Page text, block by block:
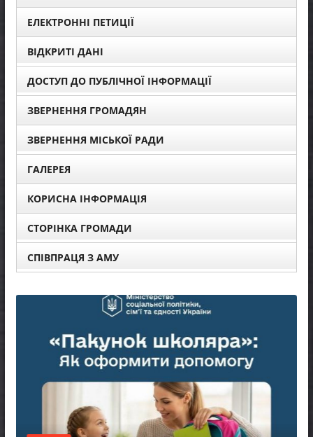
ЕЛЕКТРОННІ ПЕТИЦІЇ
ВІДКРИТІ ДАНІ
ДОСТУП ДО ПУБЛІЧНОЇ ІНФОРМАЦІЇ
ЗВЕРНЕННЯ ГРОМАДЯН
ЗВЕРНЕННЯ МІСЬКОЇ РАДИ
ГАЛЕРЕЯ
КОРИСНА ІНФОРМАЦІЯ
СТОРІНКА ГРОМАДИ
СПІВПРАЦЯ З АМУ